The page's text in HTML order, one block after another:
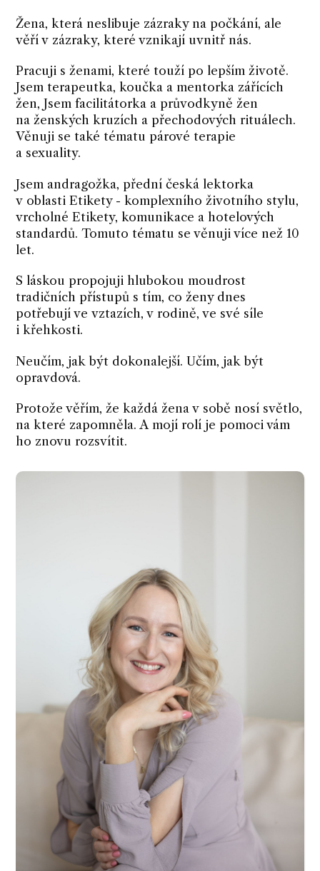
Žena, která neslibuje zázraky na počkání, ale
věří v zázraky, které vznikají uvnitř nás.
Pracuji s ženami, které touží po lepším životě.
Jsem terapeutka, koučka a mentorka zářících
žen, Jsem facilitátorka a průvodkyně žen
na ženských kruzích a přechodových rituálech.
Věnuji se také tématu párové terapie
a sexuality.
Jsem andragožka, přední česká lektorka
v oblasti Etikety - komplexního životního stylu,
vrcholné Etikety, komunikace a hotelových
standardů. Tomuto tématu se věnuji více než 10
let.
S láskou propojuji hlubokou moudrost
tradičních přístupů s tím, co ženy dnes
potřebují ve vztazích, v rodině, ve své síle
i křehkosti.
Neučím, jak být dokonalejší. Učím, jak být
opravdová.
Protože věřím, že každá žena v sobě nosí světlo,
na které zapomněla. A mojí rolí je pomoci vám
ho znovu rozsvítit.